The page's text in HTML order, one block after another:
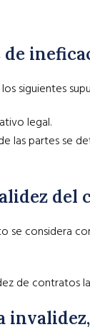
de
siguientes
legal.
las partes se
del
se considera
de contratos